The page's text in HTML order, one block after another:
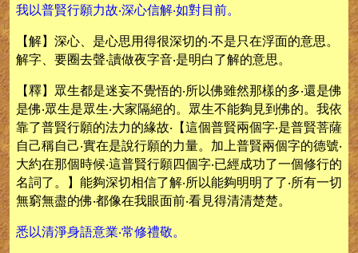
我以普賢行願力故‧深心信解‧如對目前。
【解】深心、是心思用得很深切的‧不是只在浮面的意思。
解字、要圈去聲‧讀做夜字音‧是明白了解的意思。
【釋】眾生都是迷妄不覺悟的‧所以佛雖然那樣的多‧還是佛
是佛‧眾生是眾生‧大家隔絕的。眾生不能夠見到佛的。我依
靠了普賢行願的法力的緣故‧【這個普賢兩個字‧是普賢菩薩
自己稱自己‧實在是說行願的力量。加上普賢兩個字的德號‧
大約在那個時候‧這普賢行願四個字‧已經成功了一個修行的
名詞了。】能夠深切相信了解‧所以能夠明明了了‧所有一切
無窮無盡的佛‧都像在我眼面前‧看見得清清楚楚。
悉以清淨身語意業‧常修禮敬。